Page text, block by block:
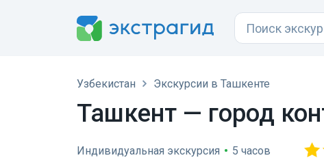
Узбекистан Экскурсии в Ташкенте
Ташкент — город
Индивидуальная экскурсия • 5 часов